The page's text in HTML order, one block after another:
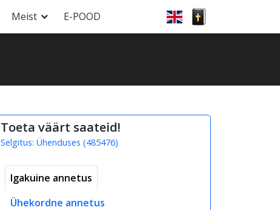
Meist E-POOD
Toeta väärt saateid!
Selgitus: Ühenduses (485476)
Igakuine annetus
Ühekordne annetus